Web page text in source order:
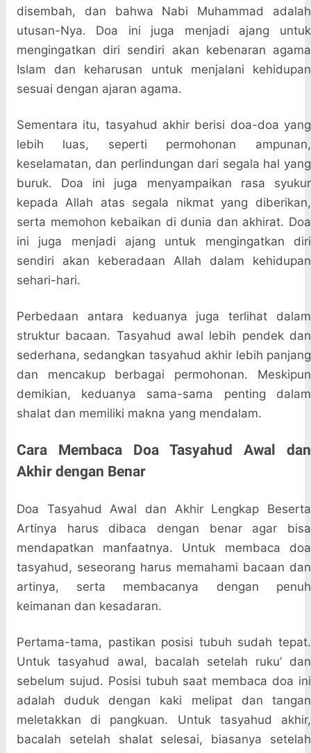
disembah, dan bahwa Nabi Muhammad adalah
utusan-Nya. Doa ini juga menjadi ajang untuk
mengingatkan diri sendiri akan kebenaran agama
Islam dan keharusan untuk menjalani kehidupan
sesuai dengan ajaran agama.
Sementara itu, tasyahud akhir berisi doa-doa yang
lebih luas, seperti permohonan ampunan,
keselamatan, dan perlindungan dari segala hal yang
buruk. Doa ini juga menyampaikan rasa syukur
kepada Allah atas segala nikmat yang diberikan,
serta memohon kebaikan di dunia dan akhirat. Doa
ini juga menjadi ajang untuk mengingatkan diri
sendiri akan keberadaan Allah dalam kehidupan
sehari-hari.
Perbedaan antara keduanya juga terlihat dalam
struktur bacaan. Tasyahud awal lebih pendek dan
sederhana, sedangkan tasyahud akhir lebih panjang
dan mencakup berbagai permohonan. Meskipun
demikian, keduanya sama-sama penting dalam
shalat dan memiliki makna yang mendalam.
Cara Membaca Doa Tasyahud Awal dan
Akhir dengan Benar
Doa Tasyahud Awal dan Akhir Lengkap Beserta
Artinya harus dibaca dengan benar agar bisa
mendapatkan manfaatnya. Untuk membaca doa
tasyahud, seseorang harus memahami bacaan dan
artinya, serta membacanya dengan penuh
keimanan dan kesadaran.
Pertama-tama, pastikan posisi tubuh sudah tepat.
Untuk tasyahud awal, bacalah setelah ruku’ dan
sebelum sujud. Posisi tubuh saat membaca doa ini
adalah duduk dengan kaki melipat dan tangan
meletakkan di pangkuan. Untuk tasyahud akhir,
bacalah setelah shalat selesai, biasanya setelah